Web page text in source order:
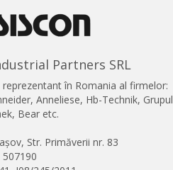
Partners SRL
reprezentant în Romania al firmelor:
Anneliese, Hb-Technik, Grupul
Bear etc.
Str. Primăverii nr. 83